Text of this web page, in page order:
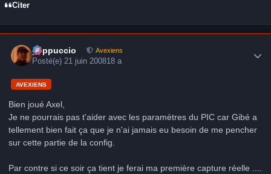
Citer
peppuccio Avexiens
Posté(e)21 juin 200818 a
AVEXIENS
Bien joué Axel,
Je ne pourrais pas t'aider avec les paramètres du PIC car Gibé a
tellement bien fait ça que je n'ai jamais eu besoin de me pencher
sur cette partie de la config.
Par contre si ce soir ça tient je ferai ma première capture réelle ....